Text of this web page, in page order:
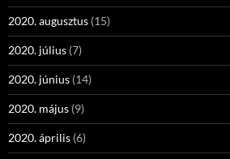
2020. augusztus (15)
2020. július (7)
2020. június (14)
2020. május (9)
2020. április (6)